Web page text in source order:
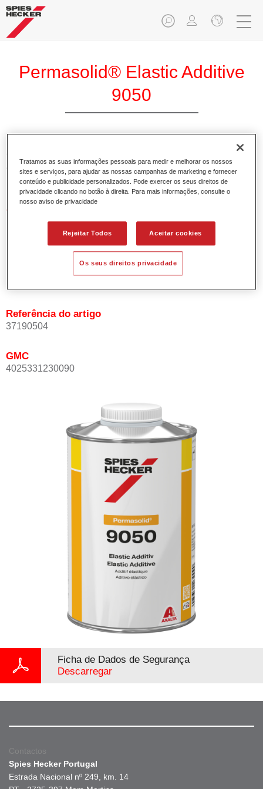
Permasolid® Elastic Additive
9050
O Permasolid Plastificante 9050 é utilizado para ajustar a
elasticidade de todos os betumes 2K, esmaltes e vernizes
usados na pintura de peças plásticas.
Características do produto
Proporciona ao sistema de pintura um grau de
elasticidade elevado e de longa duração.
Product Variant
Referência do artigo
37190504
GMC
4025331230090
Ficha de Dados de Segurança
Descarregar
Contactos
Spies Hecker Portugal
Estrada Nacional nº 249, km. 14
Tratamos as suas informações pessoais para medir e melhorar os nossos
sites e serviços, para ajudar as nossas campanhas de marketing e fornecer
conteúdo e publicidade personalizados. Pode exercer os seus direitos de
privacidade clicando no botão à direita. Para mais informações, consulte o
nosso aviso de privacidade
Rejeitar Todos Aceitar cookies
Os seus direitos privacidade